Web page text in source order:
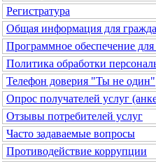
Регистратура
Общая информация для
Программное обеспечение
Политика обработки
Телефон доверия "Ты не один"
Опрос получателей услуг
Отзывы потребителей услуг
Часто задаваемые вопросы
Противодействие коррупции